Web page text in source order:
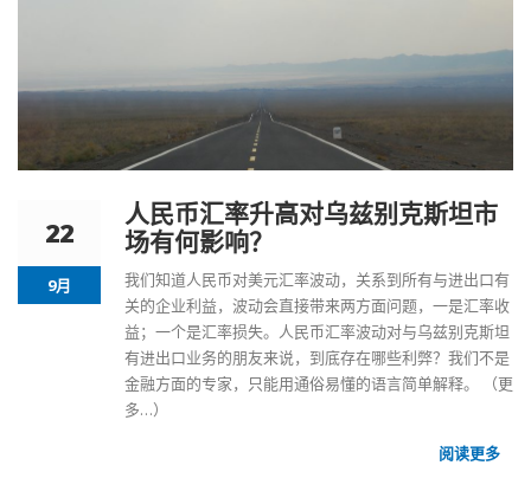
22
9月
人民币汇率升高对乌兹别克斯坦市
场有何影响？
我们知道人民币对美元汇率波动，关系到所有与进出口有
关的企业利益，波动会直接带来两方面问题，一是汇率收
益；一个是汇率损失。人民币汇率波动对与乌兹别克斯坦
有进出口业务的朋友来说，到底存在哪些利弊？我们不是
金融方面的专家，只能用通俗易懂的语言简单解释。
（更
多…）
阅读更多